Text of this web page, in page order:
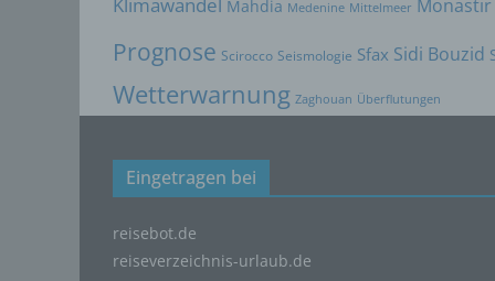
Mahdia Medenine Mittelmeer Monastir
Prognose Scirocco Seismologie Sfax Sidi Bouzid
Wetterwarnung Zaghouan Überflutungen
Eingetragen bei
reisebot.de
reiseverzeichnis-urlaub.de
dass